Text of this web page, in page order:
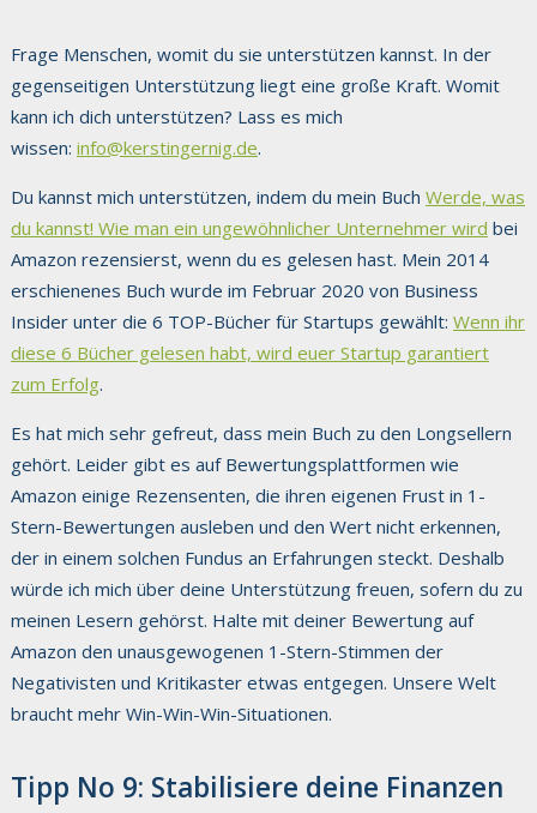
Frage Menschen, womit du sie unterstützen kannst. In der
gegenseitigen Unterstützung liegt eine große Kraft. Womit
kann ich dich unterstützen? Lass es mich
wissen: info@kerstingernig.de.
Du kannst mich unterstützen, indem du mein Buch Werde, was
du kannst! Wie man ein ungewöhnlicher Unternehmer wird bei
Amazon rezensierst, wenn du es gelesen hast. Mein 2014
erschienenes Buch wurde im Februar 2020 von Business
Insider unter die 6 TOP-Bücher für Startups gewählt: Wenn ihr
diese 6 Bücher gelesen habt, wird euer Startup garantiert
zum Erfolg.
Es hat mich sehr gefreut, dass mein Buch zu den Longsellern
gehört. Leider gibt es auf Bewertungsplattformen wie
Amazon einige Rezensenten, die ihren eigenen Frust in 1-
Stern-Bewertungen ausleben und den Wert nicht erkennen,
der in einem solchen Fundus an Erfahrungen steckt. Deshalb
würde ich mich über deine Unterstützung freuen, sofern du zu
meinen Lesern gehörst. Halte mit deiner Bewertung auf
Amazon den unausgewogenen 1-Stern-Stimmen der
Negativisten und Kritikaster etwas entgegen. Unsere Welt
braucht mehr Win-Win-Win-Situationen.
Tipp No 9: Stabilisiere deine Finanzen